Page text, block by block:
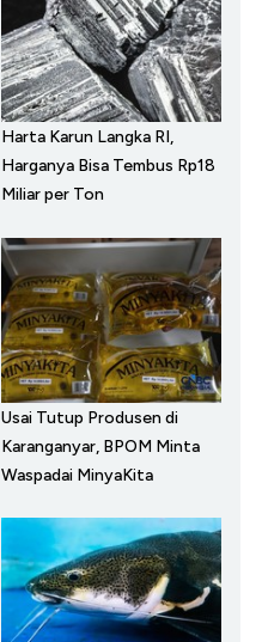
Harta Karun Langka RI,
Harganya Bisa Tembus Rp18
Miliar per Ton
Usai Tutup Produsen di
Karanganyar, BPOM Minta
Waspadai MinyaKita